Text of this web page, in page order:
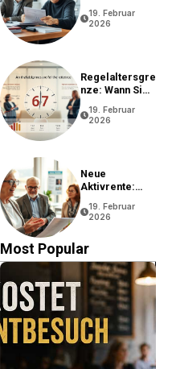
19. Februar
2026
Regelaltersgre
Nze: Wann Sie
Können
19. Februar
2026
Neue
Aktivrente:
Bedingungen
19. Februar
2026
Most Popular